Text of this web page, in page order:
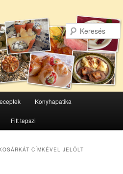
Konyhapatika
Fitt tepszi
CÍMKÉVEL JELÖLT